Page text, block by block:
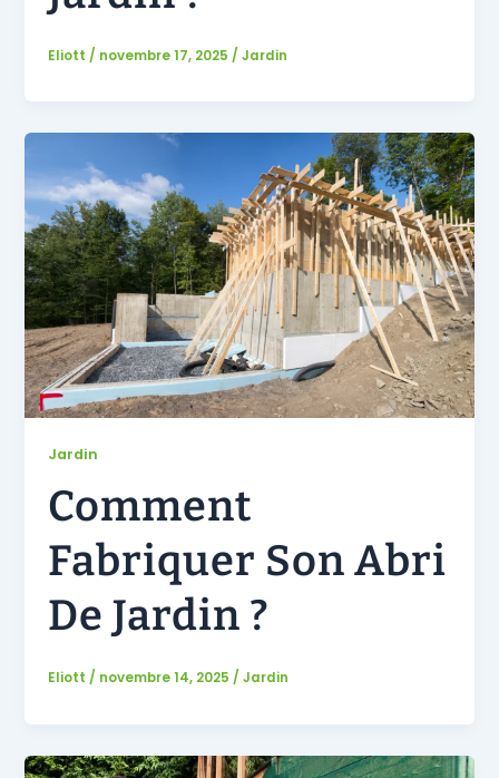
Eliott / novembre 17, 2025 / Jardin
Jardin
Comment
Fabriquer Son Abri
De Jardin ?
Eliott / novembre 14, 2025 / Jardin